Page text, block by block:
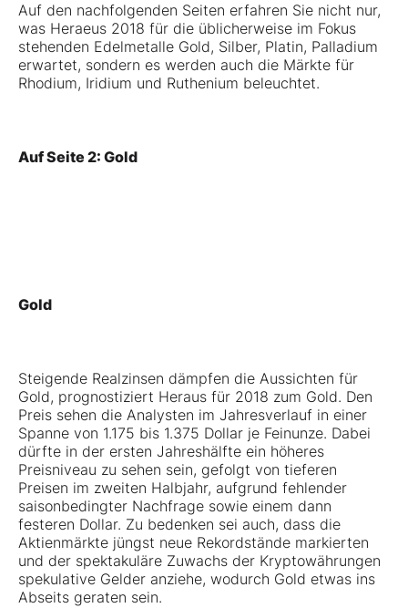
Auf den nachfolgenden Seiten erfahren Sie nicht nur,
was Heraeus 2018 für die üblicherweise im Fokus
stehenden Edelmetalle Gold, Silber, Platin, Palladium
erwartet, sondern es werden auch die Märkte für
Rhodium, Iridium und Ruthenium beleuchtet.
Auf Seite 2: Gold
Gold
Steigende Realzinsen dämpfen die Aussichten für
Gold, prognostiziert Heraus für 2018 zum Gold. Den
Preis sehen die Analysten im Jahresverlauf in einer
Spanne von 1.175 bis 1.375 Dollar je Feinunze. Dabei
dürfte in der ersten Jahreshälfte ein höheres
Preisniveau zu sehen sein, gefolgt von tieferen
Preisen im zweiten Halbjahr, aufgrund fehlender
saisonbedingter Nachfrage sowie einem dann
festeren Dollar. Zu bedenken sei auch, dass die
Aktienmärkte jüngst neue Rekordstände markierten
und der spektakuläre Zuwachs der Kryptowährungen
spekulative Gelder anziehe, wodurch Gold etwas ins
Abseits geraten sein.